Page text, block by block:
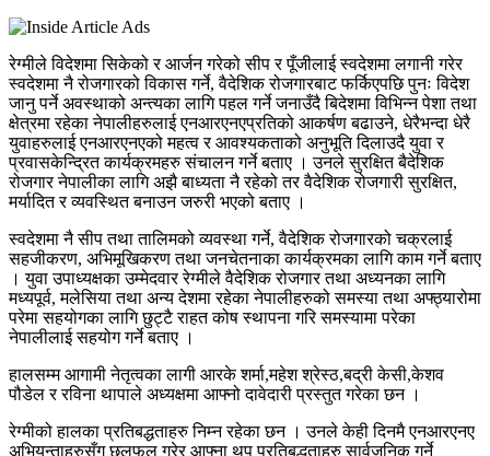
रेग्मीले विदेशमा सिकेको र आर्जन गरेको सीप र पूँजीलाई स्वदेशमा लगानी गरेर
स्वदेशमा नै रोजगारको विकास गर्ने, वैदेशिक रोजगारबाट फर्किएपछि पुनः विदेश
जानु पर्ने अवस्थाको अन्त्यका लागि पहल गर्ने जनाउँदै बिदेशमा विभिन्न पेशा तथा
क्षेत्रमा रहेका नेपालीहरुलाई एनआरएनएप्रतिको आकर्षण बढाउने, धेरैभन्दा धेरै
युवाहरुलाई एनआरएनएको महत्व र आवश्यकताको अनुभूति दिलाउदै युवा र
प्रवासकेन्द्रित कार्यक्रमहरु संचालन गर्ने बताए । उनले सुरक्षित बैदेशिक
रोजगार नेपालीका लागि अझै बाध्यता नै रहेको तर वैदेशिक रोजगारी सुरक्षित,
मर्यादित र व्यवस्थित बनाउन जरुरी भएको बताए ।
स्वदेशमा नै सीप तथा तालिमको व्यवस्था गर्ने, वैदेशिक रोजगारको चक्रलाई
सहजीकरण, अभिमूखिकरण तथा जनचेतनाका कार्यक्रमका लागि काम गर्ने बताए
। युवा उपाध्यक्षका उम्मेदवार रेग्मीले वैदेशिक रोजगार तथा अध्यनका लागि
मध्यपूर्व, मलेसिया तथा अन्य देशमा रहेका नेपालीहरुको समस्या तथा अफ्ठ्यारोमा
परेमा सहयोगका लागि छुट्टै राहत कोष स्थापना गरि समस्यामा परेका
नेपालीलाई सहयोग गर्ने बताए ।
हालसम्म आगामी नेतृत्वका लागी आरके शर्मा,महेश श्रेस्ठ,बद्री केसी,केशव
पौडेल र रविना थापाले अध्यक्षमा आफ्नो दावेदारी प्रस्तुत गरेका छन ।
रेग्मीको हालका प्रतिबद्धताहरु निम्न रहेका छन । उनले केही दिनमै एनआरएनए
अभियन्ताहरुसँग छलफल गरेर आफ्ना थप प्रतिबद्धताहरु सार्वजनिक गर्ने